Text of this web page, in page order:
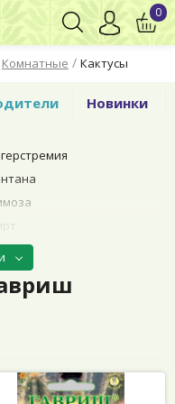
Комнатные / Кактусы
0
Новинки
(Бокарнея)